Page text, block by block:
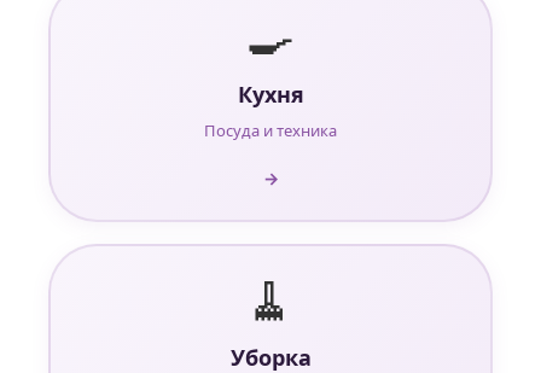
🍳
Кухня
Посуда и техника
→
🧹
Уборка